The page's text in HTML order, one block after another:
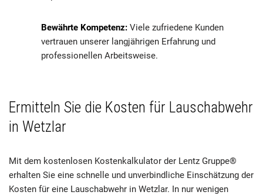
Bewährte Kompetenz: Viele zufriedene Kunden
vertrauen unserer langjährigen Erfahrung und
professionellen Arbeitsweise.
Ermitteln Sie die Kosten für Lauschabwehr
in Wetzlar
Mit dem kostenlosen Kostenkalkulator der Lentz Gruppe®
erhalten Sie eine schnelle und unverbindliche Einschätzung der
Kosten für eine Lauschabwehr in Wetzlar. In nur wenigen